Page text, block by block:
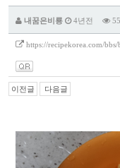
내꿈은비룡 4년전
https://recipekorea.com/
이전글 다음글